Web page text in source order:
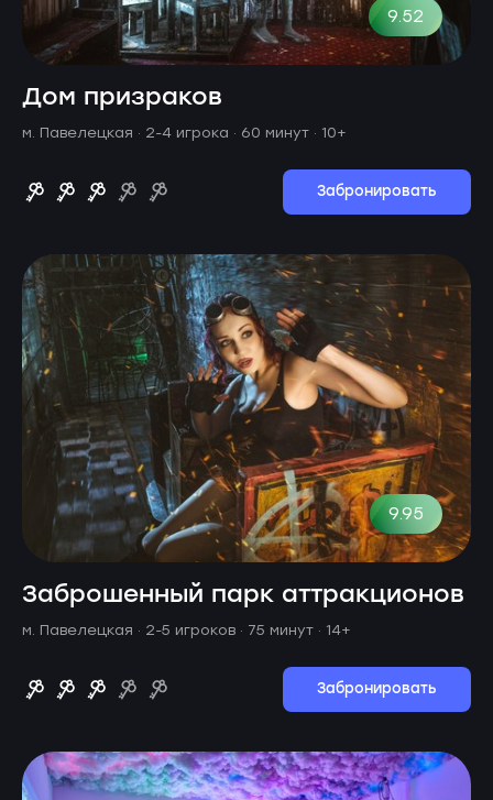
9.52
Дом призраков
м. Павелецкая · 2-4 игрока · 60 минут · 10+
Забронировать
9.95
Заброшенный парк аттракционов
м. Павелецкая · 2-5 игроков · 75 минут · 14+
Забронировать